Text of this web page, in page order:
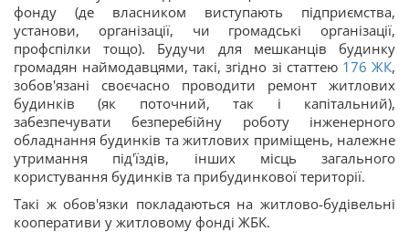
фонду (де власником виступають підприємства,
установи, організації, чи громадські організації,
профспілки тощо). Будучи для мешканців будинку
громадян наймодавцями, такі, згідно зі статтею176ЖК,
зобов'язані своєчасно проводити ремонт житлових
будинків (як поточний, так і капітальний),
забезпечувати безперебійну роботу інженерного
обладнання будинків та житлових приміщень, належне
утримання під'їздів, інших місць загального
користування будинків та прибудинкової території.
Такі ж обов'язки покладаються на житлово-будівельні
кооперативи у житловому фонді ЖБК.